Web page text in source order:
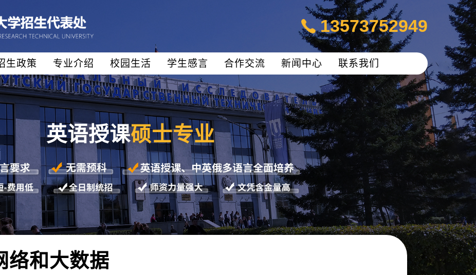
13573752949
生政策 专业介绍 校园生活 学生感言 合作交流 新闻中心 联系我们
英语授课硕士专业
络和大数据